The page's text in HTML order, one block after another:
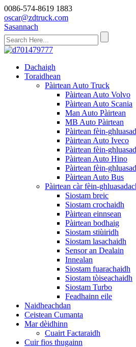
0086-574-8619 1883
oscar@zdtruck.com
Sasannach
Dachaigh
Toraidhean
Pàirtean Auto Truck
Pàirtean Auto Volvo
Pàirtean Auto Scania
Man Auto Pàirtean
MB Auto Pàirtean
Pàirtean fèin-
Pàirtean Auto Iveco
Pàirtean fèin-
Pàirtean Auto Hino
Pàirtean fèin-
Pàirtean Auto Bus
Pàirtean càr fèin-
Siostam breic
Siostam crochaidh
Pàirtean einnsean
Pàirtean bodhaig
Siostam stiùiridh
Siostam lasachaidh
Sensor an Dealain
Innealan
Siostam fuarachaidh
Siostam tòiseachaidh
Siostam Turbo
Feadhainn eile
Naidheachdan
Ceistean Cumanta
Mar dèidhinn
Cuairt Factaraidh
Cuir fios thugainn